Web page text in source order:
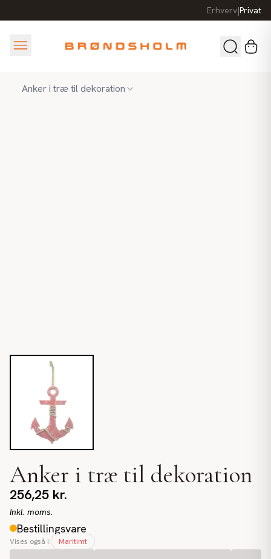
Erhverv|Privat
Anker i træ til dekoration
Anker i træ til dekoration
256,25 kr.
Inkl. moms.
Bestillingsvare
Vises også i: Maritimt